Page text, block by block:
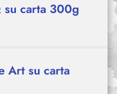
su carta 300g
Art su carta